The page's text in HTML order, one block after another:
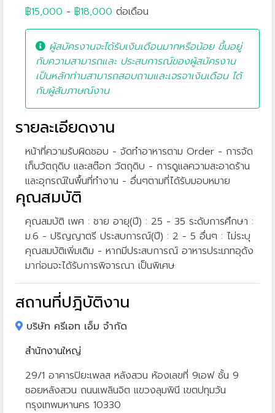
฿15,000 -฿18,000 ต่อเดือน
ผู้สมัครงานจะได้รับเงินเดือนมากหรือน้อย ขึ้นอยู่
กับความสามารถและ ประสบการณ์ของผู้สมัครงาน
เป็นหลักท่านสามารถสอบถามและเจรจาเงินเดือน ได้
กับผู้สัมภาษณ์งาน
รายละเอียดงาน
หน้าที่ความรับผิดชอบ - จัดทำอาหารตาม Order - การจัด
เก็บวัตถุดิบ และสต๊อก วัตถุดิบ - การดูแลความสะอาดร้าน
และอุกรณ์ในพื้นที่ทำงาน - อื่นๆตามที่ได้รับมอบหมาย
คุณสมบัติ
คุณสมบัติ เพศ : ชาย อายุ(ปี) : 25 - 35 ระดับการศึกษา :
ม.6 - ปริญญาตรี ประสบการณ์(ปี) : 2 - 5 อื่นๆ : ไม่ระบุ
คุณสมบัติเพิ่มเติม - หากมีประสบการณ์ อาหารประเภทอุด้ง
มาก่อนจะได้รับการพิจารณา เป็นพิเศษ
สถานที่ปฎิบัติงาน
บริษัท ครีเอท เอ็ม จำกัด
สำนักงานใหญ่
29/1 อาคารปิยะเพลส หลังสวน ห้องเลขที่ 9เอฟ ชั้น 9
ซอยหลังสวน ถนนเพลินจิต แขวงลุมพินี เขตปทุมวัน
กรุงเทพมหานคร 10330